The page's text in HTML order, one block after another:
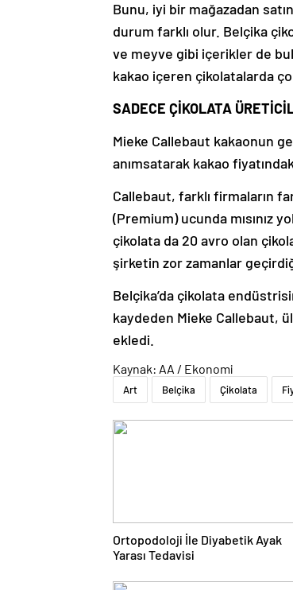
Bunu, iyi bir mağazadan
durum farklı olur. Belçika
ve meyve gibi içerikler de
kakao içeren çikolatalarda
SADECE ÇİKOLATA
Mieke Callebaut kakaonun
anımsatarak kakao
Callebaut, farklı firmaların
(Premium) ucunda mısınız
çikolata da 20 avro olan
şirketin zor zamanlar
Belçika’da çikolata
kaydeden Mieke Callebaut,
ekledi.
Kaynak: AA / Ekonomi
Art Belçika Çikolata
Ortopodoloji İle Diyabetik Ayak
Yarası Tedavisi